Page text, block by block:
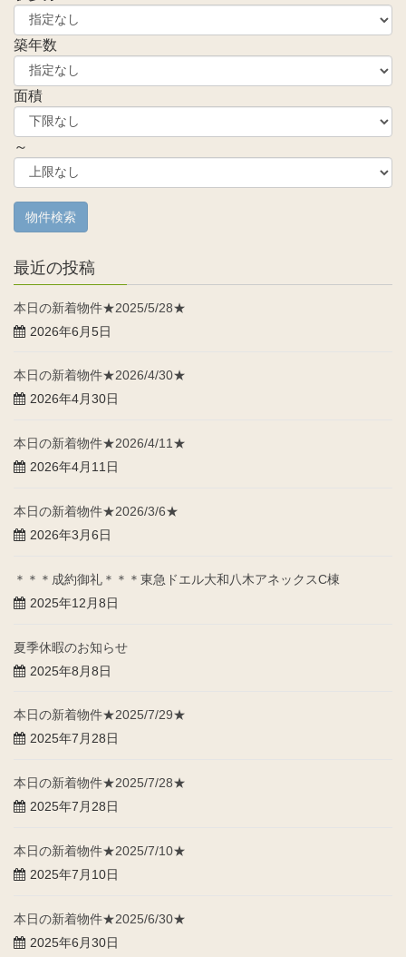
築年数
面積
～
最近の投稿
本日の新着物件★2025/5/28★
2026年6月5日
本日の新着物件★2026/4/30★
2026年4月30日
本日の新着物件★2026/4/11★
2026年4月11日
本日の新着物件★2026/3/6★
2026年3月6日
＊＊＊成約御礼＊＊＊東急ドエル大和八木アネックスC棟
2025年12月8日
夏季休暇のお知らせ
2025年8月8日
本日の新着物件★2025/7/29★
2025年7月28日
本日の新着物件★2025/7/28★
2025年7月28日
本日の新着物件★2025/7/10★
2025年7月10日
本日の新着物件★2025/6/30★
2025年6月30日